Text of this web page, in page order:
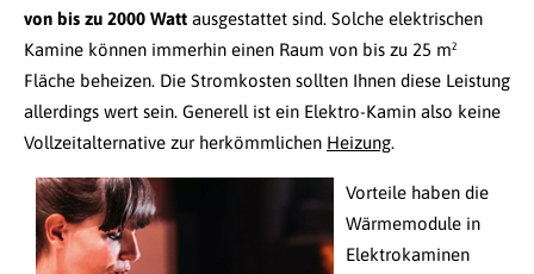
von bis zu 2000 Watt ausgestattet sind. Solche elektrischen
Kamine können immerhin einen Raum von bis zu 25 m²
Fläche beheizen. Die Stromkosten sollten Ihnen diese Leistung
allerdings wert sein. Generell ist ein Elektro-Kamin also keine
Vollzeitalternative zur herkömmlichen Heizung.
Vorteile haben die
Wärmemodule in
Elektrokaminen